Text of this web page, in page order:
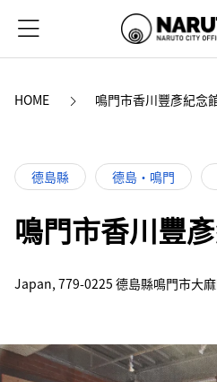
HOME 鳴門市香川豐彥紀念
德島縣 德島・鳴門
鳴門市香川豐
Japan, 779-0225 德島縣鳴門市大